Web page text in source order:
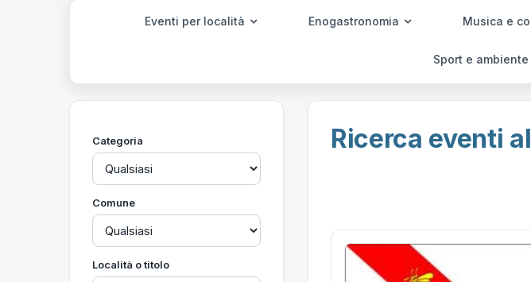
Eventi per località Enogastronomia Musica e
Sport e ambiente
Categoria
Comune
Località o titolo
Ricerca eventi